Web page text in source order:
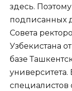
здесь.
подписанных
Совета
Узбекистана
базе
университета.
специалистов